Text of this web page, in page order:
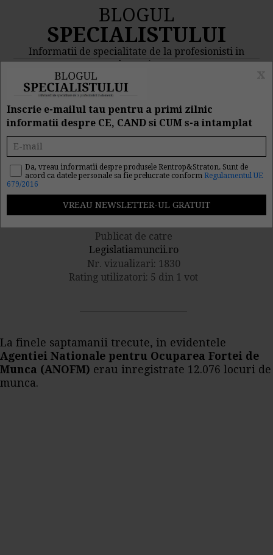
BLOGUL
SPECIALISTULUI
Informatii de specialitate de la profesionisti in
domeniu
MENIU
ANOFM: Peste 12.000 de
locuri de munca vacante
la nivel national
Publicat de catre
Legislatiamuncii.ro
Nr. vizualizari: 1830
Rating utilizatori: 5 din 1 vot
La finele saptamanii trecute, in evidentele
Agentiei Nationale pentru Ocuparea Fortei de
Munca (ANOFM) erau inregistrate 12.076 locuri de
munca.
Inscrie e-mailul tau pentru a primi zilnic
informatii despre CE, CAND si CUM s-a intamplat
Da, vreau informatii despre produsele Rentrop&Straton. Sunt de
acord ca datele personale sa fie prelucrate conform Regulamentul UE
679/2016